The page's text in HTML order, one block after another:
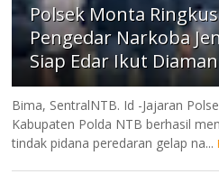
Polsek Monta
Pengedar Narkoba
Siap Edar Ikut
Bima, SentralNTB. Id -Jajaran
Kabupaten Polda NTB berhasil
tindak pidana peredaran gelap na...